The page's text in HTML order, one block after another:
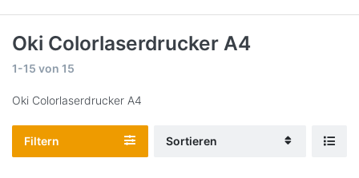
Oki Colorlaserdrucker A4
1-15 von 15
Oki Colorlaserdrucker A4
Filtern Sortieren